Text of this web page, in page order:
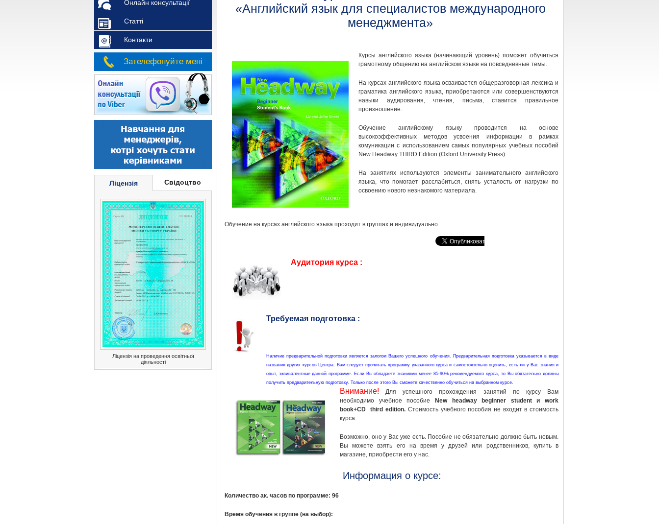
Онлайн консультації
Статті
Контакти
Зателефонуйте мені
Ліцензія Свідоцтво
Ліцензія на проведення освітньої
діяльності
«Английский язык для специалистов международного
менеджмента»
Курсы английского языка (начинающий уровень) поможет обучиться
грамотному общению на английском языке на повседневные темы.
На курсах английского языка осваивается общеразговорная лексика и
граматика английского языка, приобретаются или совершенствуются
навыки аудирования, чтения, письма, ставится правильное
произношение.
Обучение английскому языку проводится на основе
высокоэффективных методов усвоения информации в рамках
комуникации с использованием самых популярных учебных пособий
New Headway THIRD Edition (Oxford University Press).
На занятиях используются элементы занимательного английского
языка, что помогает расслабиться, снять усталость от нагрузки по
освоению нового незнакомого материала.
Обучение на курсах английского языка проходит в группах и индивидуально.
Аудитория курса :
Требуемая подготовка :
Наличие предварительной подготовки является залогом Вашего успешного обучения. Предварительная подготовка указывается в виде
названия других курсов Центра. Вам следует прочитать программу указанного курса и самостоятельно оценить, есть ли у Вас знания и
опыт, эквивалентные данной программе. Если Вы обладаете знаниями менее 85-90% рекомендуемого курса, то Вы обязательно должны
получить предварительную подготовку. Только после этого Вы сможете качественно обучиться на выбранном курсе.
Внимание! Для успешного прохождения занятий по курсу Вам
необходимо учебное пособие
New headway beginner student и work
book+CD third edition. Стоимость учебного пособия не входит в стоимость
курса.
Возможно, оно у Вас уже есть. Пособие не обязательно должно быть новым.
Вы можете взять его на время у друзей или родственников, купить в
магазине, приобрести его у нас.
Информация о курсе:
Количество ак. часов по программе: 96
Время обучения в группе (на выбор):